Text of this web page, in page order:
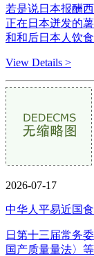
若是说日本报酬
正在日本迸发的
和和后日本人饮
View Details >
2026-07-17
中华人平易近国
日第十三届常务
国产质量量法〉